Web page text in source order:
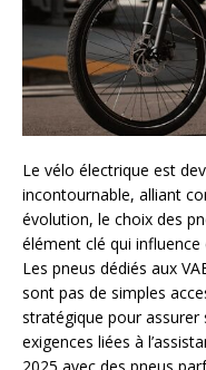
Le vélo électrique est
incontournable, alliant
évolution, le choix des
élément clé qui
Les pneus dédiés aux
sont pas de simples
stratégique pour
exigences liées à